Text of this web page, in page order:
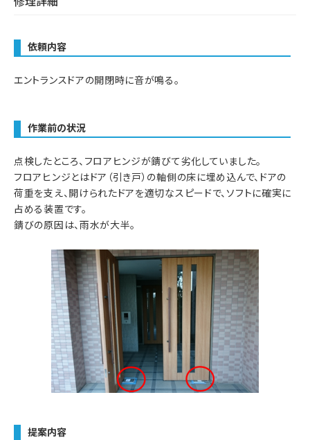
依頼内容
エントランスドアの開閉時に音が鳴る。
作業前の状況
点検したところ、フロアヒンジが錆びて劣化していました。
フロアヒンジとはドア（引き戸）の軸側の床に埋め込んで、ドアの
荷重を支え、開けられたドアを適切なスピードで、ソフトに確実に
占める装置です。
錆びの原因は、雨水が大半。
提案内容